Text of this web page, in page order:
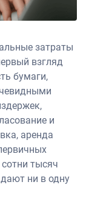
затраты
взгляд
бумаги,
и
аренда
тысяч
ни в одну